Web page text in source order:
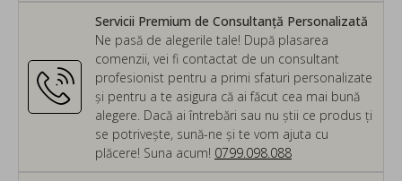
Servicii Premium de Consultanță Personalizată
Ne pasă de alegerile tale! După plasarea
comenzii, vei fi contactat de un consultant
profesionist pentru a primi sfaturi personalizate
și pentru a te asigura că ai făcut cea mai bună
alegere. Dacă ai întrebări sau nu știi ce produs ți
se potrivește, sună-ne și te vom ajuta cu
plăcere! Suna acum! 0799.098.088